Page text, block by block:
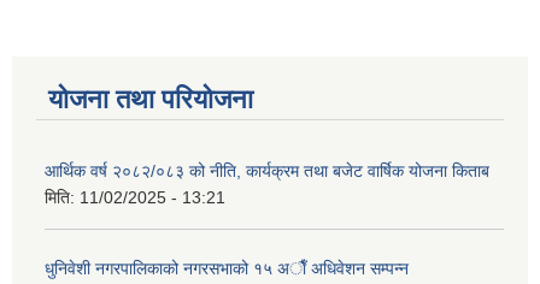
योजना तथा परियोजना
आर्थिक वर्ष २०८२/०८३ को नीति, कार्यक्रम तथा बजेट वार्षिक योजना किताब
मिति: 11/02/2025 - 13:21
धुनिवेशी नगरपालिकाको नगरसभाको १५ अाैँ अधिवेशन सम्पन्न